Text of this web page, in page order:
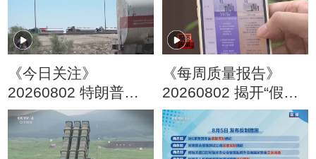
《今日关注》
20260802 特朗普叫
停“最大规模”打击 伊
朗称摧毁美军F-35战
机
《每周质量报告》
20260802 揭开“假洋
牌”的真面目